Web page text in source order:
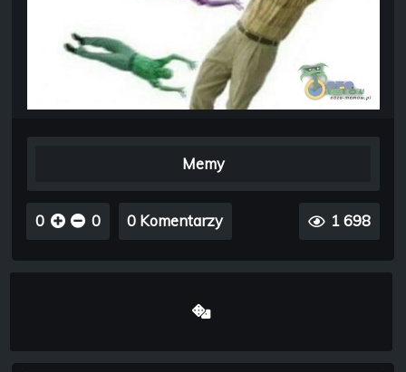
Memy
0 0 0 Komentarzy 1 698